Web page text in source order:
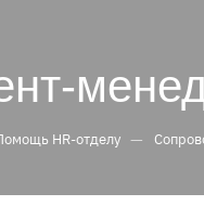
HR-отделу —